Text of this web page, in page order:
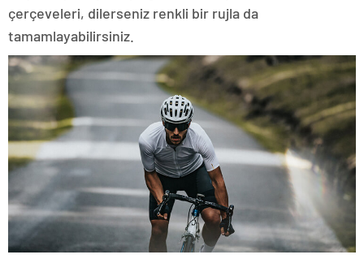
çerçeveleri, dilerseniz renkli bir rujla da
tamamlayabilirsiniz.